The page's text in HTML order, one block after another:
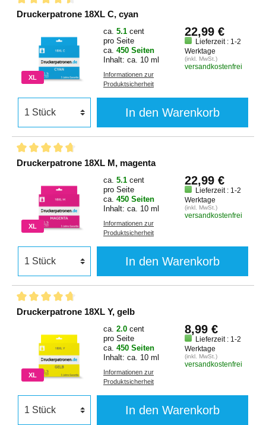
Druckerpatrone 18XL C, cyan
XL
ca. 5.1 cent
pro Seite
ca. 450 Seiten
Inhalt: ca. 10 ml
Informationen zur
Produktsicherheit
22,99 €
Lieferzeit : 1-2
Werktage
(inkl. MwSt.)
versandkostenfrei
In den Warenkorb
Druckerpatrone 18XL M, magenta
XL
ca. 5.1 cent
pro Seite
ca. 450 Seiten
Inhalt: ca. 10 ml
Informationen zur
Produktsicherheit
22,99 €
Lieferzeit : 1-2
Werktage
(inkl. MwSt.)
versandkostenfrei
In den Warenkorb
Druckerpatrone 18XL Y, gelb
XL
ca. 2.0 cent
pro Seite
ca. 450 Seiten
Inhalt: ca. 10 ml
Informationen zur
Produktsicherheit
8,99 €
Lieferzeit : 1-2
Werktage
(inkl. MwSt.)
versandkostenfrei
In den Warenkorb